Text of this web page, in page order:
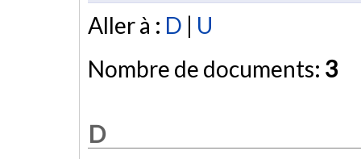
Aller à : D | U
Nombre de documents: 3
D